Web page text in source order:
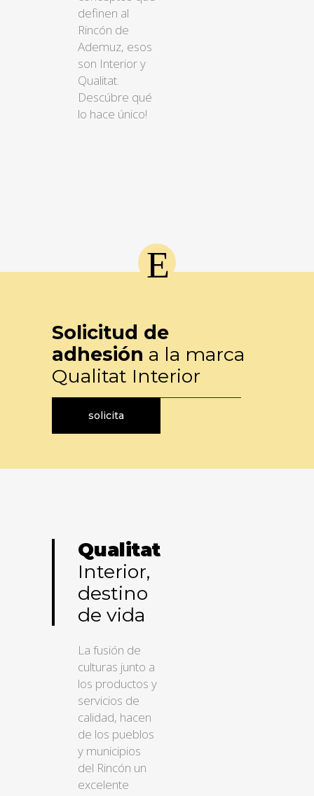
definen al
Rincón de
Ademuz, esos
son Interior y
Qualitat.
Descúbre qué
lo hace único!
Solicitud de
adhesión a la marca
Qualitat Interior
solicita
Qualitat
Interior,
destino
de vida
La fusión de
culturas junto a
los productos y
servicios de
calidad, hacen
de los pueblos
y municipios
del Rincón un
excelente